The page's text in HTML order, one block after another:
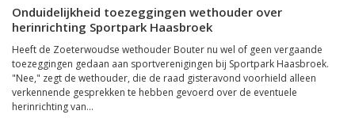
Onduidelijkheid toezeggingen wethouder over
herinrichting Sportpark Haasbroek
Heeft de Zoeterwoudse wethouder Bouter nu wel of geen vergaande
toezeggingen gedaan aan sportverenigingen bij Sportpark Haasbroek.
"Nee," zegt de wethouder, die de raad gisteravond voorhield alleen
verkennende gesprekken te hebben gevoerd over de eventuele
herinrichting van...